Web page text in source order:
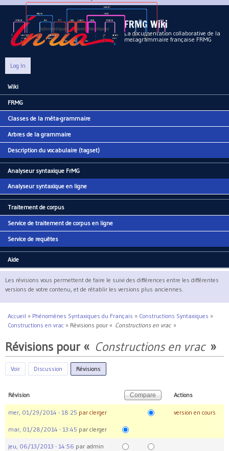
Aller au contenu principal
FRMG Wiki
La documentation collaborative de la
metagrammaire française FRMG
Log In
Main menu
Wiki
FRMG
Classes de la méta-grammaire
Arbres de la grammaire
Description du vocabulaire (tagset)
Analyseur syntaxique FrMG
Analyseur syntaxique en ligne
Traitement de corpus
Service de traitement de corpus en ligne
Service de requêtes
Aide
Les révisions vous permettent de faire le suivi des différences entre les différentes
versions de votre contenu, et de rétablir les versions plus anciennes.
Vous êtes ici
Accueil » Phénomènes Syntaxiques du Français » Constructions Syntaxiques »
Constructions en vrac » Révisions pour « Constructions en vrac»
Révisions pour « Constructions en vrac»
Voir Discussion Révisions
Révision Actions
mer, 01/29/2014 - 18:25 par clerger version en cours
mar, 01/28/2014 - 13:45 par clerger
jeu, 06/13/2013 - 14:56 par admin